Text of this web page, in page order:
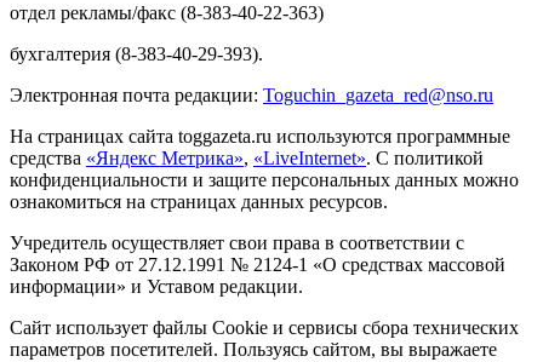
отдел рекламы/факс (8-383-40-22-363)
бухгалтерия (8-383-40-29-393).
Электронная почта редакции: Toguchin gazeta red@nso.ru
На страницах сайта toggazeta.ru используются программные
средства «Яндекс Метрика», «LiveInternet». С политикой
конфиденциальности и защите персональных данных можно
ознакомиться на страницах данных ресурсов.
Учредитель осуществляет свои права в соответствии с
Законом РФ от 27.12.1991 № 2124-1 «О средствах массовой
информации» и Уставом редакции.
Сайт использует файлы Cookie и сервисы сбора технических
параметров посетителей. Пользуясь сайтом, вы выражаете